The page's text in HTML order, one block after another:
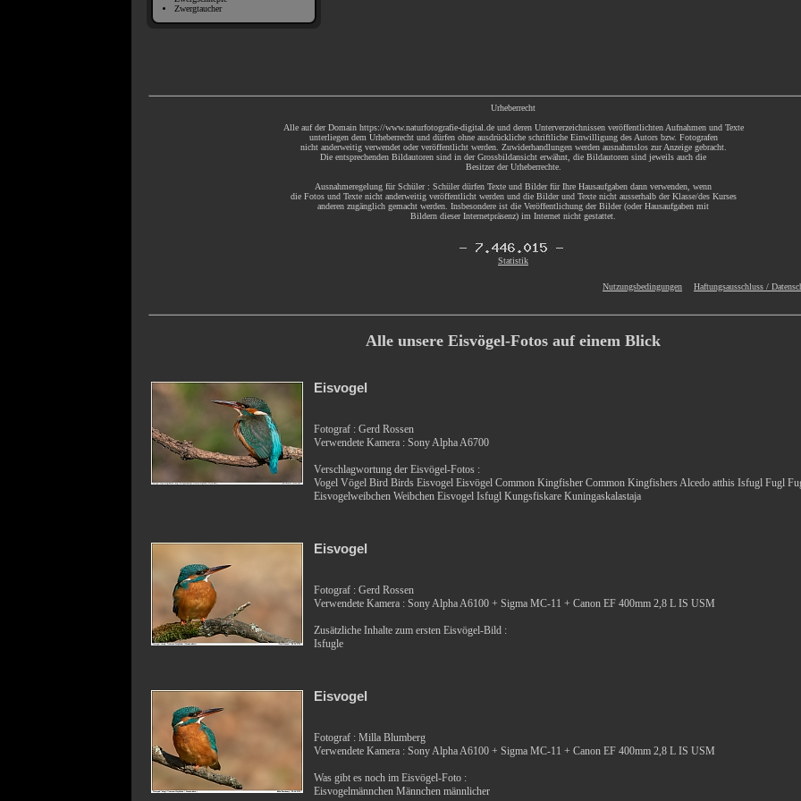
Zwergtaucher
Urheberrecht
Alle auf der Domain https://www.naturfotografie-digital.de und deren Unterverzeichnissen veröffentlichten Aufnahmen und Texte
unterliegen dem Urheberrecht und dürfen ohne ausdrückliche schriftliche Einwilligung des Autors bzw. Fotografen
nicht anderweitig verwendet oder veröffentlicht werden. Zuwiderhandlungen werden ausnahmslos zur Anzeige gebracht.
Die entsprechenden Bildautoren sind in der Grossbildansicht erwähnt, die Bildautoren sind jeweils auch die
Besitzer der Urheberrechte.
Ausnahmeregelung für Schüler : Schüler dürfen Texte und Bilder für Ihre Hausaufgaben dann verwenden, wenn
die Fotos und Texte nicht anderweitig veröffentlicht werden und die Bilder und Texte nicht ausserhalb der Klasse/des Kurses
anderen zugänglich gemacht werden. Insbesondere ist die Veröffentlichung der Bilder (oder Hausaufgaben mit
Bildern dieser Internetpräsenz) im Internet nicht gestattet.
Statistik
Nutzungsbedingungen Haftungsausschluss /
Alle unsere Eisvögel-Fotos auf einem Blick
Eisvogel
Fotograf : Gerd Rossen
Verwendete Kamera : Sony Alpha A6700
Verschlagwortung der Eisvögel-Fotos :
Vogel Vögel Bird Birds Eisvogel Eisvögel Common Kingfisher Common Kingfishers Alcedo atthis Isfugl Fugl
Eisvogelweibchen Weibchen Eisvogel Isfugl Kungsfiskare Kuningaskalastaja
Eisvogel
Fotograf : Gerd Rossen
Verwendete Kamera : Sony Alpha A6100 + Sigma MC-11 + Canon EF 400mm 2,8 L IS USM
Zusätzliche Inhalte zum ersten Eisvögel-Bild :
Isfugle
Eisvogel
Fotograf : Milla Blumberg
Verwendete Kamera : Sony Alpha A6100 + Sigma MC-11 + Canon EF 400mm 2,8 L IS USM
Was gibt es noch im Eisvögel-Foto :
Eisvogelmännchen Männchen männlicher